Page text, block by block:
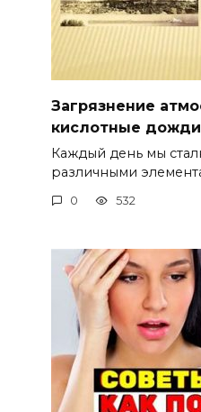
Загрязнение
кислотные дожди
Каждый день мы
различными
0 532